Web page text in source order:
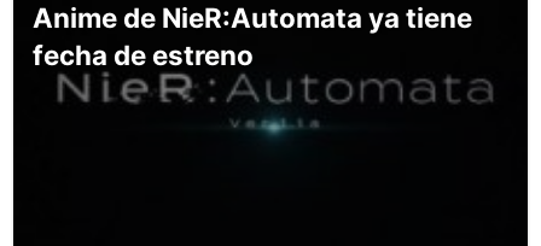
Anime de NieR:Automata ya tiene
fecha de estreno